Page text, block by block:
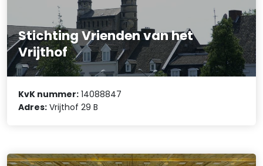
Stichting Vrienden van het
Vrijthof
KvK nummer: 14088847
Adres: Vrijthof 29 B